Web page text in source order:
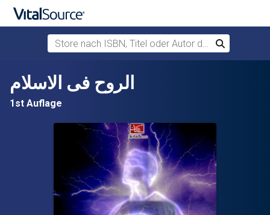
Zum Hauptinhalt springen
Store nach ISBN, Titel oder Autor durchsuchen
Suchen
الروح فى الاسلام
1st Auflage